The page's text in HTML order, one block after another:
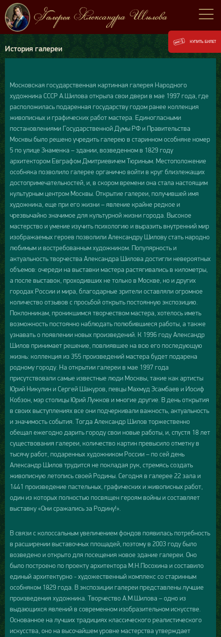
История галереи
Московская государственная картинная галерея Народного
художника СССР А.Шилова открыла свои двери в мае 1997 года, где
расположилась подаренная государству годом ранее коллекция
живописных и графических работ мастера. Единогласными
постановлениями Государственной Думы РФ и Правительства
Москвы было решено учредить галерею в старинном особняке номер
5 по улице Знаменка – здании, возведенном в 1829 году
архитектором Евграфом Дмитриевичем Тюриным. Местоположение
особняка позволило галерее органично войти в круг близлежащих
достопримечательностей, и, в скором времени она стала настоящим
культурным центром Москвы. Открытие галереи, получившей имя
художника, еще при его жизни – явление крайне редкое и
чрезвычайно значимое для культурной жизни города. Высокое
мастерство и умение изучить психологию и выразить внутренний мир
изображаемых героев позволили Александру Шилову стать народно
любимым и востребованным художником. Популярность и
актуальность творчества Александра Шилова достигли невероятных
объемов: очереди на выставки мастера растягивались в километры,
а после выставок, проходивших не только в Москве, но и других
городах России и мира, благодарные зрители оставляли огромное
количество отзывов с просьбой открыть постоянную экспозицию.
Поклонникам, проникшимся творчеством мастера, хотелось иметь
возможность постоянно наблюдать полюбившиеся работы, а также
узнавать о появлении новых произведений. К 1996 году Александр
Шилов принимает решение, повлиявшее на всю его последующую
жизнь: коллекция из 355 произведений мастера будет подарена
родному городу. На открытии галереи в мае 1997 года
присутствовали самые известные люди Москвы, такие как артисты
Юрий Никулин и Сергей Шакуров, певцы Махмуд Эсамбаев и Иосиф
Кобзон, мэр столицы Юрий Лужков и многие другие. В день открытия
в своих выступлениях все они подчеркивали важность, актуальность
и значимость события. Тогда Александр Шилов торжественно
обещал ежегодно дарить городу свои новые работы, и, спустя 18 лет
существования галереи, количество картин превысило отметку в
тысячу работ, подаренных художником России – по сей день
Александр Шилов трудится не покладая рук, стремясь создать
живописную летопись своей Родины. Сегодня в галерее 22 зала и
1441 произведение пастельных, графических и живописных работ,
один из которых полностью посвящен героям войны и составляет
выставку «Они сражались за Родину!».
В связи с колоссальным увеличением фондов появилась потребность
в расширении выставочных площадей, поэтому в 2003 году было
возведено и открыто для посещения новое здание галереи. Оно
было построено по проекту архитектора М.Н.Посохина и составило
единый архитектурно - художественный комплекс со старинным
особняком 1829 года. В экспозиции галереи представлены лучшие
произведения художника. Творчество А.М.Шилова – одно из
выдающихся явлений в современном изобразительном искусстве.
Основанное на лучших традициях классического реалистического
искусства, оно на высочайшем уровне мастерства утверждает
КУПИТЬ БИЛЕТ